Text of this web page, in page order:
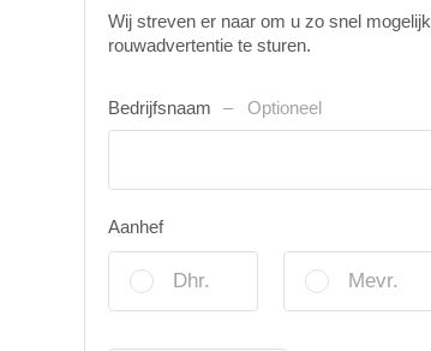
Wij streven er naar om u zo snel mogelijk
rouwadvertentie te sturen.
Bedrijfsnaam Optioneel
Aanhef
Dhr. Mevr.